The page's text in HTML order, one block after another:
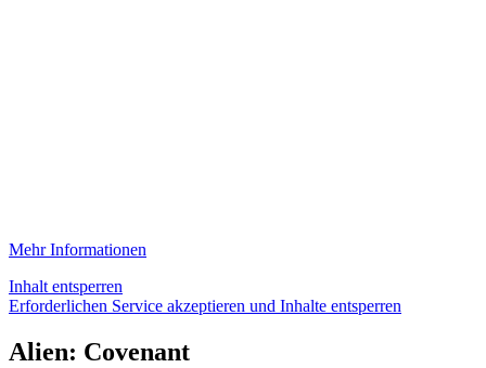
Mehr Informationen
Inhalt entsperren
Erforderlichen Service akzeptieren und Inhalte entsperren
Alien: Covenant